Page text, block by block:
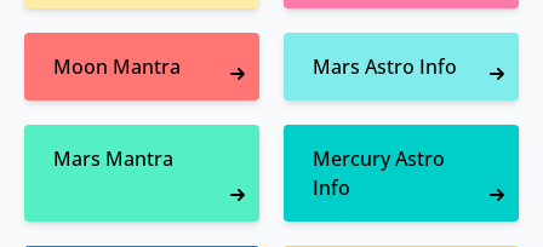
Moon Mantra Mars Astro Info
Mars Mantra
Mercury Astro
Info